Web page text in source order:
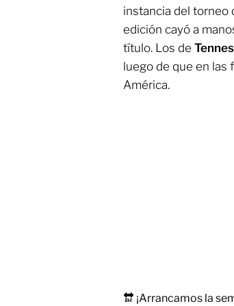
instancia del torneo
edición cayó a
título. Los de
luego de que en las
América.
🔛 ¡Arrancamos la